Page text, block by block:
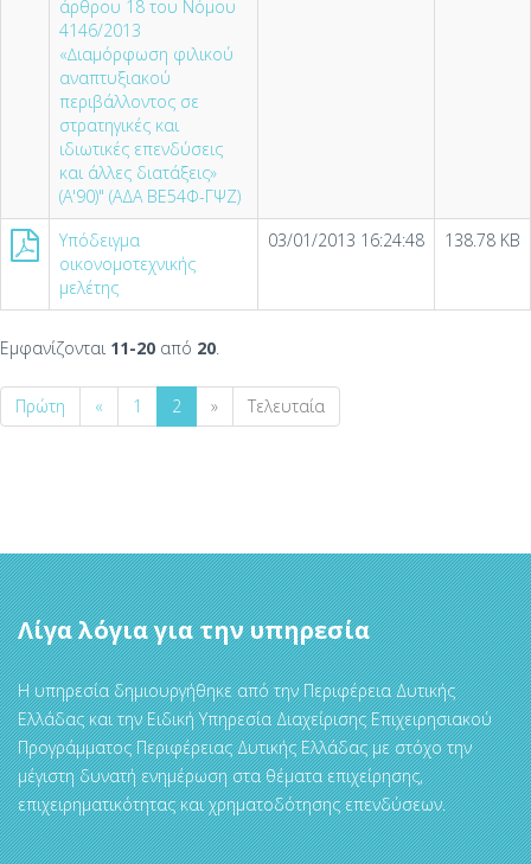
άρθρου 18 του Νόµου
4146/2013
«∆ιαµόρφωση φιλικού
αναπτυξιακού
περιβάλλοντος σε
στρατηγικές και
ιδιωτικές επενδύσεις
και άλλες διατάξεις»
(Α'90)" (ΑΔΑ ΒΕ54Φ-ΓΨΖ)
Υπόδειγμα
οικονομοτεχνικής
μελέτης
03/01/2013 16:24:48 138.78 KB
Εμφανίζονται 11-20 από 20.
Πρώτη « 1 2 » Τελευταία
Λίγα λόγια για την υπηρεσία
Η υπηρεσία δημιουργήθηκε από την Περιφέρεια Δυτικής
Ελλάδας και την Ειδική Υπηρεσία Διαχείρισης Επιχειρησιακού
Προγράμματος Περιφέρειας Δυτικής Ελλάδας με στόχο την
μέγιστη δυνατή ενημέρωση στα θέματα επιχείρησης,
επιχειρηματικότητας και χρηματοδότησης επενδύσεων.